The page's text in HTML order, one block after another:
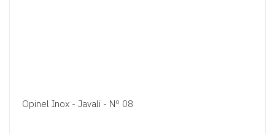
Opinel Inox - Javali - Nº 08